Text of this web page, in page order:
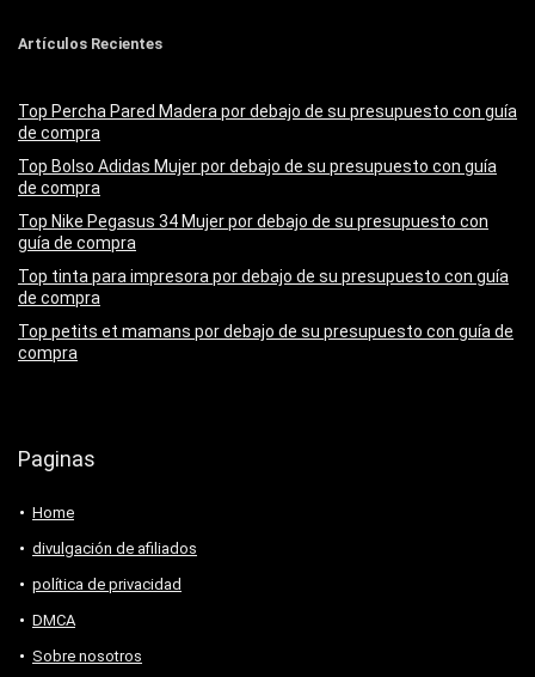
Artículos Recientes
Top Percha Pared Madera por debajo de su presupuesto con guía
de compra
Top Bolso Adidas Mujer por debajo de su presupuesto con guía
de compra
Top Nike Pegasus 34 Mujer por debajo de su presupuesto con
guía de compra
Top tinta para impresora por debajo de su presupuesto con guía
de compra
Top petits et mamans por debajo de su presupuesto con guía de
compra
Paginas
Home
divulgación de afiliados
política de privacidad
DMCA
Sobre nosotros